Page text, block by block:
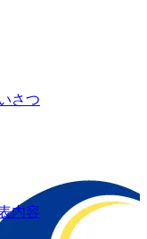
さつ
内容